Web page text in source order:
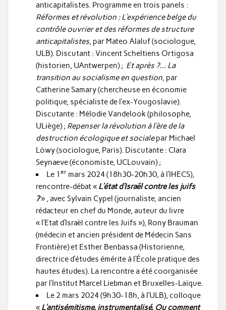
anticapitalistes. Programme en trois panels :
Réformes et révolution : L’expérience belge du
contrôle ouvrier et des réformes de structure
anticapitalistes, par Mateo Alaluf (sociologue,
ULB). Discutant : Vincent Scheltiens Ortigosa
(historien, UAntwerpen) ; Et après ?… La
transition au socialisme en question, par
Catherine Samary (chercheuse en économie
politique, spécialiste de l’ex-Yougoslavie).
Discutante : Mélodie Vandelook (philosophe,
ULiège) ;Repenser la révolution à l’ère de la
destruction écologique et socialepar Michael
Löwy (sociologue, Paris). Discutante : Clara
Seynaeve (économiste, UCLouvain) ;
Le 1er mars 2024 (18h30-20h30, à l’IHECS),
rencontre-débat « L’état d’Israël contre les juifs
?» , avec Sylvain Cypel (journaliste, ancien
rédacteur en chef du Monde, auteur du livre
« l’Etat d’Israël contre les Juifs »), Rony Brauman
(médecin et ancien président de Médecin Sans
Frontière) et Esther Benbassa (Historienne,
directrice d’études émérite à l’École pratique des
hautes études). La rencontre a été coorganisée
par l’Institut Marcel Liebman et Bruxelles-Laïque.
Le 2 mars 2024 (9h30-18h, à l’ULB), colloque
« L’antisémitisme, instrumentalisé. Ou comment